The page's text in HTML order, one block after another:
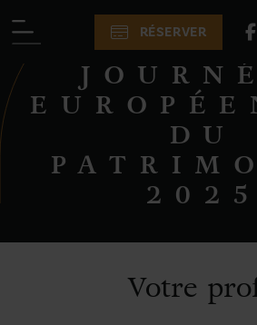
RÉSERVER
JOURNÉES EUROPÉENNES
2025
DU
2025
Votre